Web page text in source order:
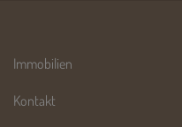
Immobilien
Kontakt